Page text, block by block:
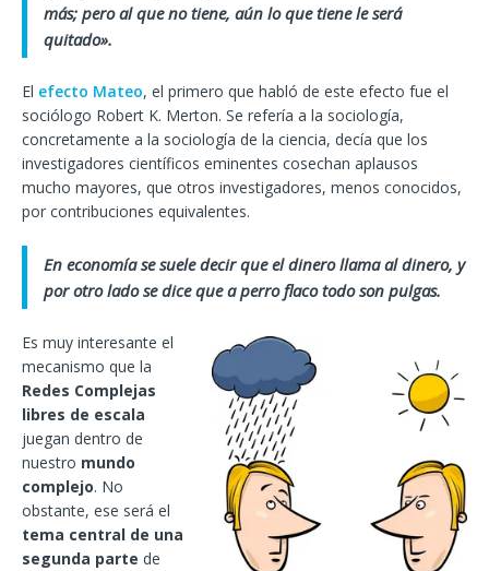
más; pero al que no tiene, aún lo que tiene le será
quitado».
El efecto Mateo, el primero que habló de este efecto fue el
sociólogo Robert K. Merton. Se refería a la sociología,
concretamente a la sociología de la ciencia, decía que los
investigadores científicos eminentes cosechan aplausos
mucho mayores, que otros investigadores, menos conocidos,
por contribuciones equivalentes.
En economía se suele decir que el dinero llama al dinero, y
por otro lado se dice que a perro flaco todo son pulgas.
Es muy interesante el
mecanismo que la
Redes Complejas
libres de escala
juegan dentro de
nuestro mundo
complejo. No
obstante, ese será el
tema central de una
segunda parte de